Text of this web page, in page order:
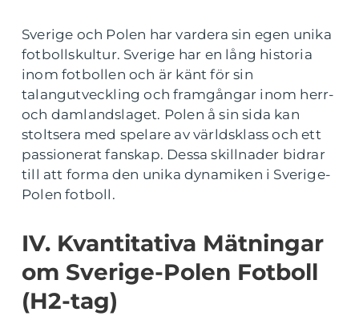
Sverige och Polen har vardera sin egen unika
fotbollskultur. Sverige har en lång historia
inom fotbollen och är känt för sin
talangutveckling och framgångar inom herr-
och damlandslaget. Polen å sin sida kan
stoltsera med spelare av världsklass och ett
passionerat fanskap. Dessa skillnader bidrar
till att forma den unika dynamiken i Sverige-
Polen fotboll.
IV. Kvantitativa Mätningar
om Sverige-Polen Fotboll
(H2-tag)